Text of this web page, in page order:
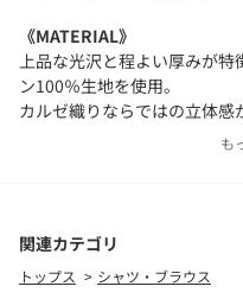
《MATERIAL》
上品な光沢と程よい厚みが
ン100％生地を使用。
カルゼ織りならではの立体感
で暑い季節も快適に着ていた
※ATTENTION※
デリケートな素材のため、強
目が開く恐れがあります。
も
関連カテゴリ
トップス シャツ・ブラウス